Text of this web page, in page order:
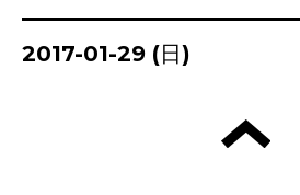
2017-01-29 (日)